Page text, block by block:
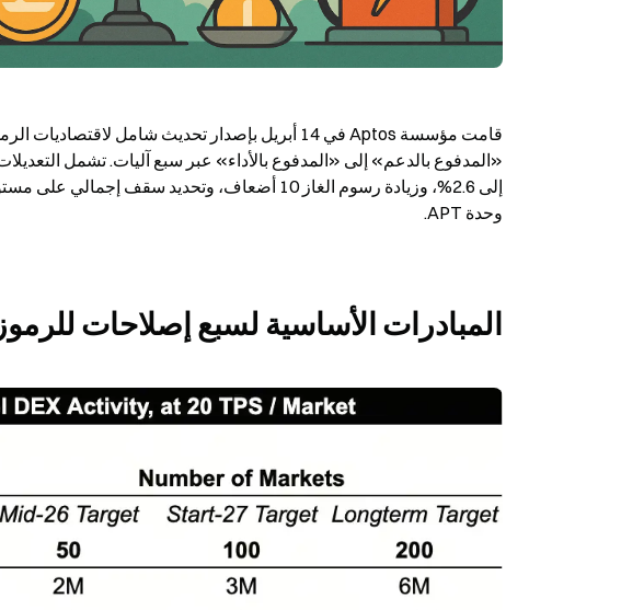
وحدة APT.
المبادرات الأساسية لسبع إصلاحات للرموز